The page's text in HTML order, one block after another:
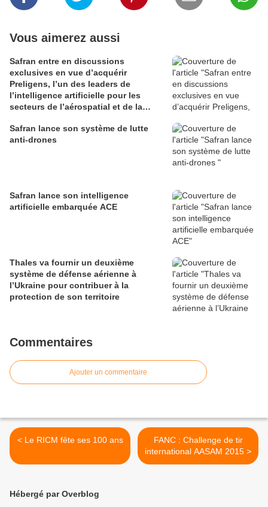
Vous aimerez aussi
Safran entre en discussions
exclusives en vue d’acquérir
Preligens, l’un des leaders de
l’intelligence artificielle pour les
secteurs de l’aérospatial et de la
Safran lance son système de lutte
anti-drones
Safran lance son intelligence
artificielle embarquée ACE
Thales va fournir un deuxième
système de défense aérienne à
l’Ukraine pour contribuer à la
protection de son territoire
Commentaires
Ajouter un commentaire
< Le RICM fête ses 100 ans
FANC : Challenge de tir
international AASAM 2015 >
Hébergé par Overblog